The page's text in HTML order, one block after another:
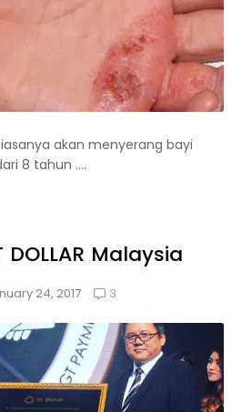
akan menyerang bayi
8 tahun ....
Malaysia
24, 2017 3